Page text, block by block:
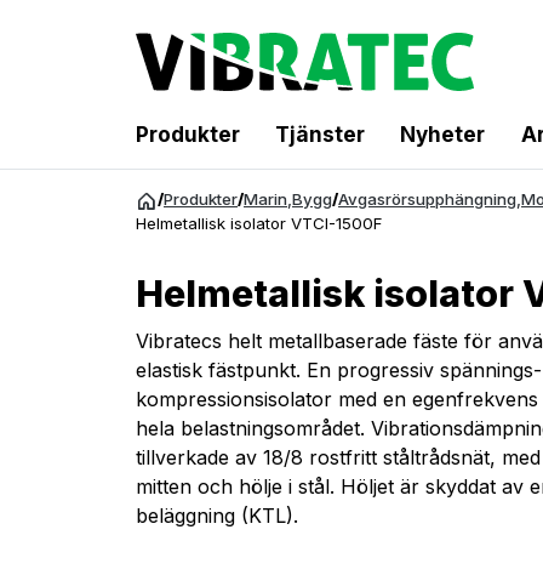
Produkter Tjänster Nyheter
/Produkter/Marin,Bygg/Avgasrörsupphängning,
Helmetallisk isolator VTCI-1500F
Helmetallisk isolator
Vibratecs helt metallbaserade fäste för
elastisk fästpunkt. En progressiv
kompressionsisolator med en
hela belastningsområdet.
tillverkade av 18/8 rostfritt ståltrådsnät,
mitten och hölje i stål. Höljet är skyddat av
beläggning (KTL).